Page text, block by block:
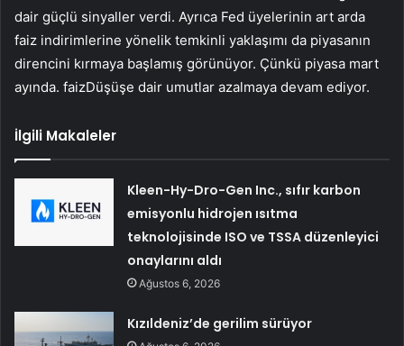
dair güçlü sinyaller verdi. Ayrıca Fed üyelerinin art arda
faiz indirimlerine yönelik temkinli yaklaşımı da piyasanın
direncini kırmaya başlamış görünüyor. Çünkü piyasa mart
ayında. faizDüşüşe dair umutlar azalmaya devam ediyor.
İlgili Makaleler
Kleen-Hy-Dro-Gen Inc., sıfır karbon
emisyonlu hidrojen ısıtma
teknolojisinde ISO ve TSSA düzenleyici
onaylarını aldı
Ağustos 6, 2026
Kızıldeniz’de gerilim sürüyor